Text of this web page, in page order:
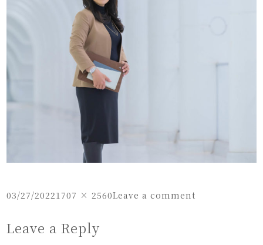
Posted
03/27/2022Full
1707 × 2560Leave a comment
Leave a Reply